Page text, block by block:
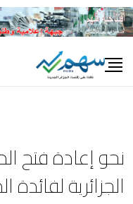
Skip
to
نحو إعادة فتح
الجزائرية لفائدة